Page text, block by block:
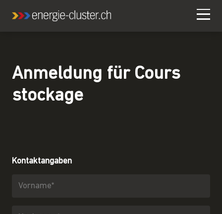
Anmeldung für Cours
stockage
Kontaktangaben